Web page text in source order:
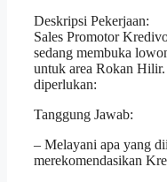
Deskripsi Pekerjaan:
Sales Promotor
sedang membuka
untuk area Rokan
diperlukan:
Tanggung Jawab:
– Melayani apa yang
merekomendasikan